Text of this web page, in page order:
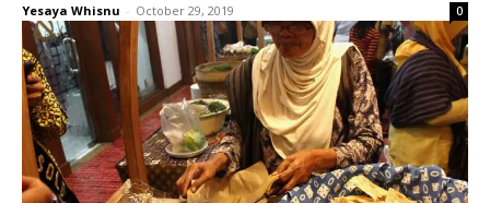
Yesaya Whisnu - October 29, 2019 0